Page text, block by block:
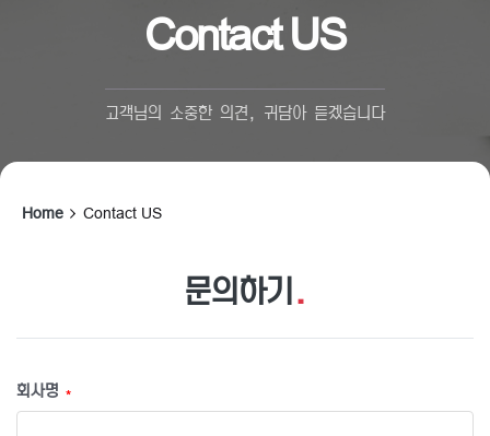
Contact US
고객님의 소중한 의견, 귀담아 듣겠습니다
Home Contact US
문의하기 .
회사명 *